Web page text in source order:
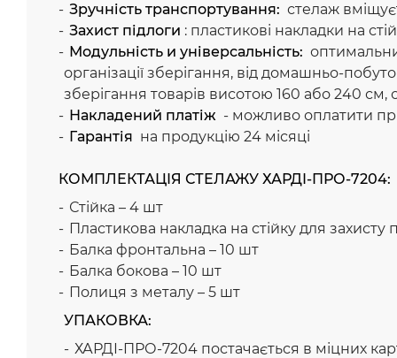
Зручність транспортування: стелаж
Захист підлоги : пластикові накладки на
Модульність и універсальність:
організації зберігання, від домашньо-
зберігання товарів висотою 160 або 240
Накладений платіж - можливо оплатити
Гарантія на продукцію 24 місяці
КОМПЛЕКТАЦІЯ СТЕЛАЖУ ХАРДІ-ПРО-7204:
Стійка – 4 шт
Пластикова накладка на стійку для захисту
Балка фронтальна – 10 шт
Балка бокова – 10 шт
Полиця з металу – 5 шт
УПАКОВКА:
ХАРДІ-ПРО-7204 постачається в міцних